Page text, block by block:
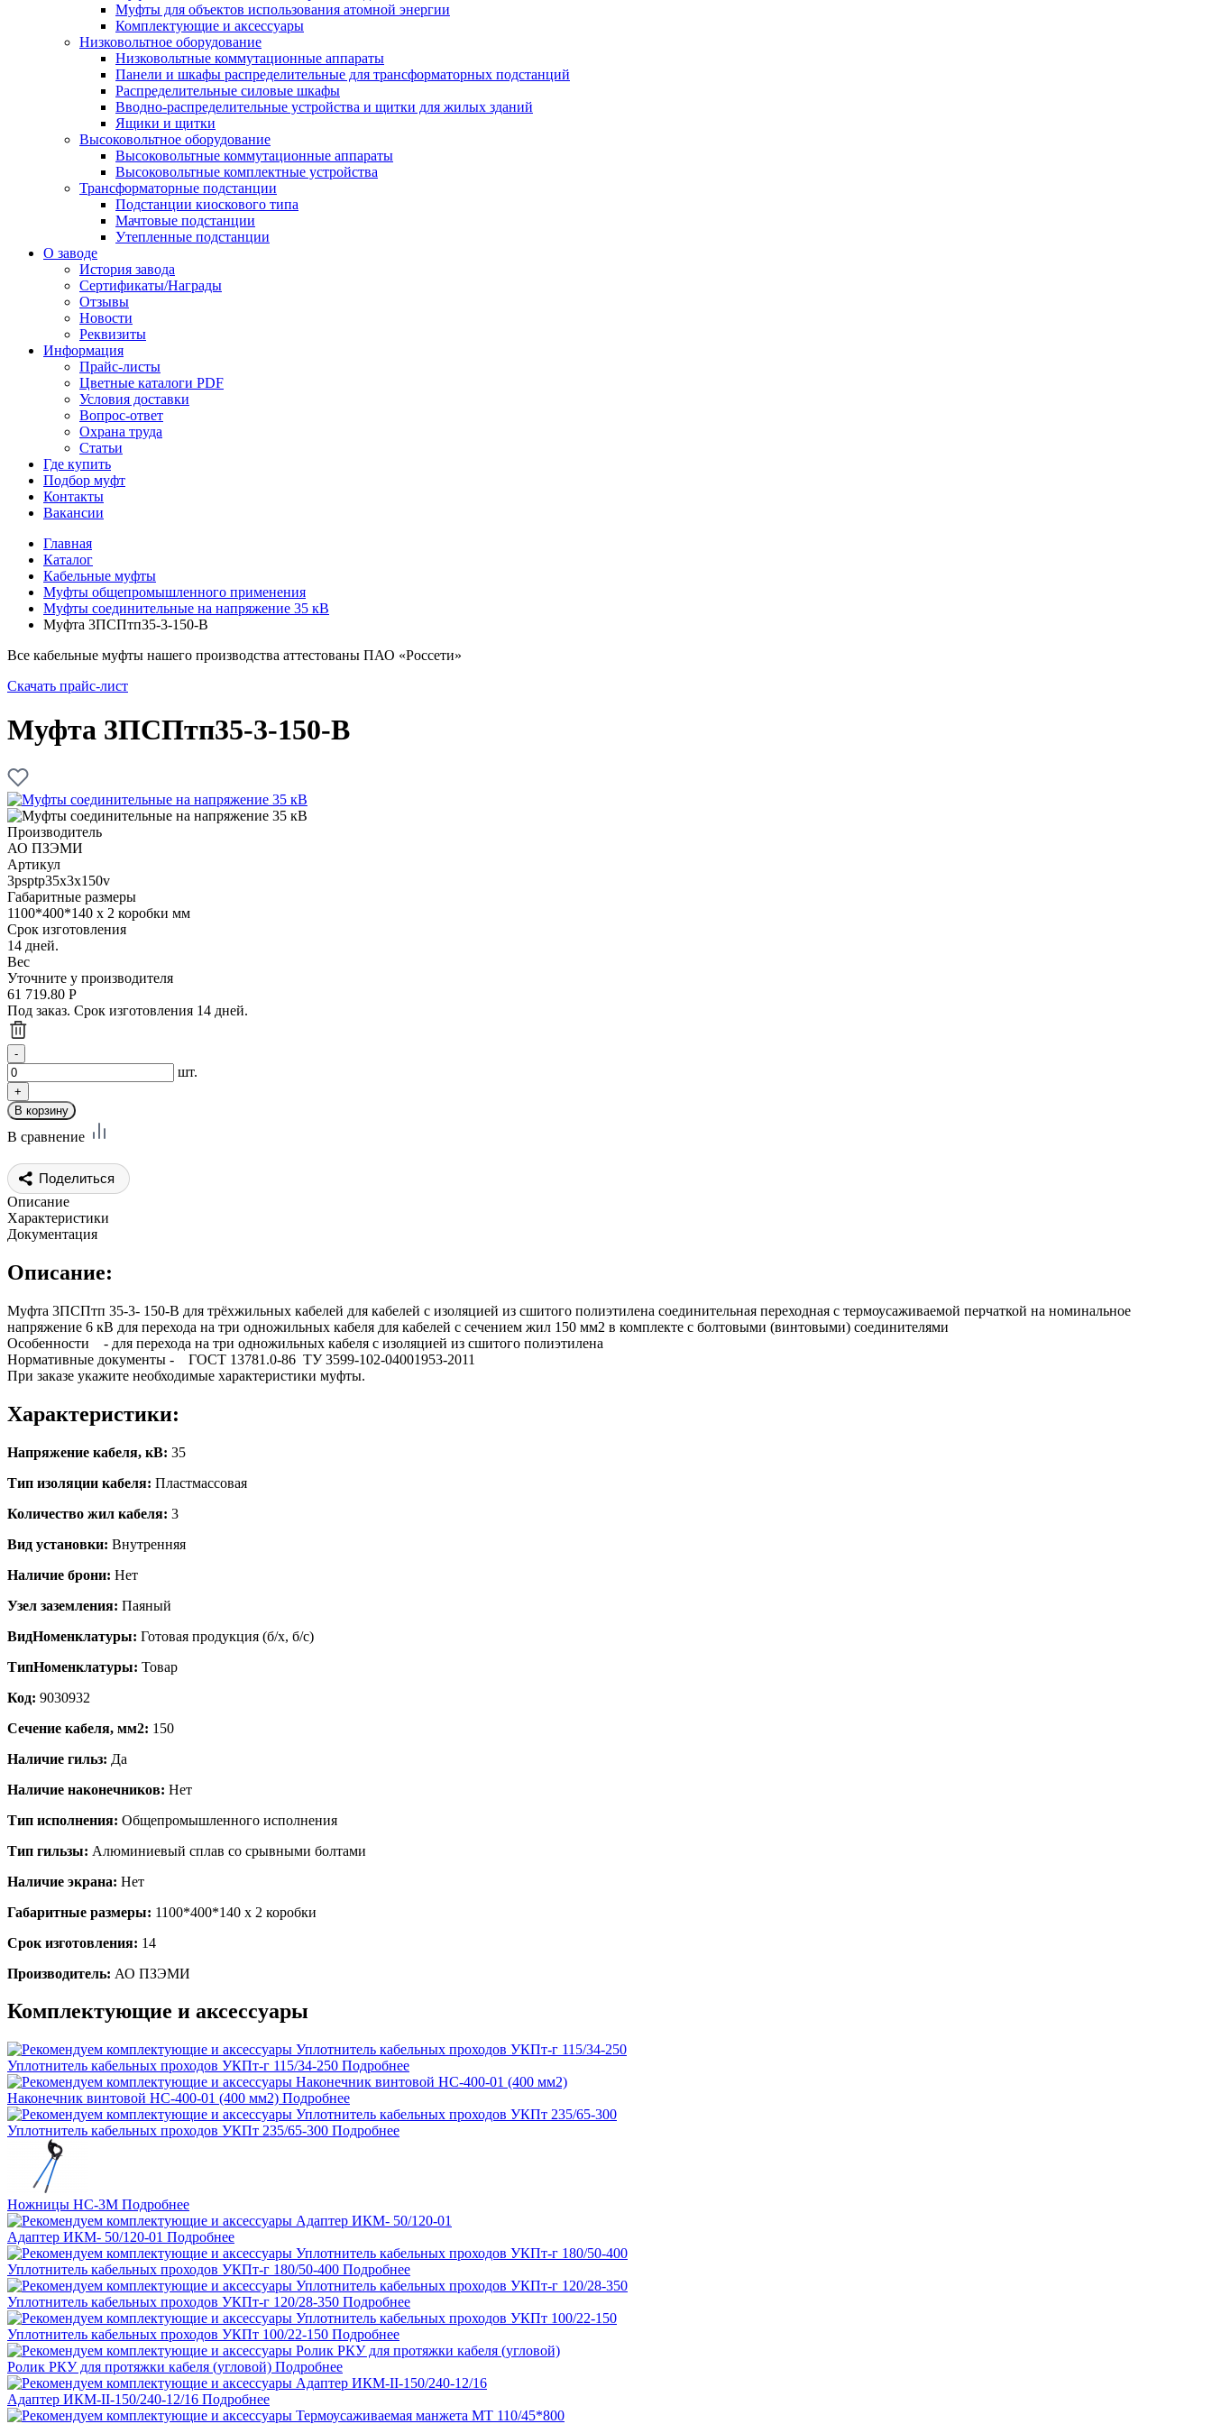
Муфты для объектов использования атомной энергии
Комплектующие и аксессуары
Низковольтное оборудование
Низковольтные коммутационные аппараты
Панели и шкафы распределительные для трансформаторных подстанций
Распределительные силовые шкафы
Вводно-распределительные устройства и щитки для жилых зданий
Ящики и щитки
Высоковольтное оборудование
Высоковольтные коммутационные аппараты
Высоковольтные комплектные устройства
Трансформаторные подстанции
Подстанции киоскового типа
Мачтовые подстанции
Утепленные подстанции
О заводе
История завода
Сертификаты/Награды
Отзывы
Новости
Реквизиты
Информация
Прайс-листы
Цветные каталоги PDF
Условия доставки
Вопрос-ответ
Охрана труда
Статьи
Где купить
Подбор муфт
Контакты
Вакансии
Главная
Каталог
Кабельные муфты
Муфты общепромышленного применения
Муфты соединительные на напряжение 35 кВ
Муфта 3ПСПтп35-3-150-В
Все кабельные муфты нашего производства аттестованы ПАО «Россети»
Скачать прайс-лист
Муфта 3ПСПтп35-3-150-В
Производитель
АО ПЗЭМИ
Артикул
3psptp35x3x150v
Габаритные размеры
1100*400*140 х 2 коробки мм
Срок изготовления
14 дней.
Вес
Уточните у производителя
61 719.80 Р
Под заказ. Срок изготовления 14 дней.
шт.
В сравнение
Поделиться
Описание
Характеристики
Документация
Описание:
Муфта 3ПСПтп 35-3- 150-В для трёхжильных кабелей для кабелей с изоляцией из сшитого полиэтилена соединительная переходная с термоусаживаемой перчаткой на номинальное
напряжение 6 кВ для перехода на три одножильных кабеля для кабелей с сечением жил 150 мм2 в комплекте с болтовыми (винтовыми) соединителями
Особенности - для перехода на три одножильных кабеля с изоляцией из сшитого полиэтилена
Нормативные документы - ГОСТ 13781.0-86 ТУ 3599-102-04001953-2011
При заказе укажите необходимые характеристики муфты.
Характеристики:
Напряжение кабеля, кВ: 35
Тип изоляции кабеля: Пластмассовая
Количество жил кабеля: 3
Вид установки: Внутренняя
Наличие брони: Нет
Узел заземления: Паяный
ВидНоменклатуры: Готовая продукция (б/х, б/с)
ТипНоменклатуры: Товар
Код: 9030932
Сечение кабеля, мм2: 150
Наличие гильз: Да
Наличие наконечников: Нет
Тип исполнения: Общепромышленного исполнения
Тип гильзы: Алюминиевый сплав со срывными болтами
Наличие экрана: Нет
Габаритные размеры: 1100*400*140 х 2 коробки
Срок изготовления: 14
Производитель: АО ПЗЭМИ
Комплектующие и аксессуары
Уплотнитель кабельных проходов УКПт-г 115/34-250 Подробнее
Наконечник винтовой НС-400-01 (400 мм2) Подробнее
Уплотнитель кабельных проходов УКПт 235/65-300 Подробнее
Ножницы НС-3M Подробнее
Адаптер ИКМ- 50/120-01 Подробнее
Уплотнитель кабельных проходов УКПт-г 180/50-400 Подробнее
Уплотнитель кабельных проходов УКПт-г 120/28-350 Подробнее
Уплотнитель кабельных проходов УКПт 100/22-150 Подробнее
Ролик РКУ для протяжки кабеля (угловой) Подробнее
Адаптер ИКМ-II-150/240-12/16 Подробнее